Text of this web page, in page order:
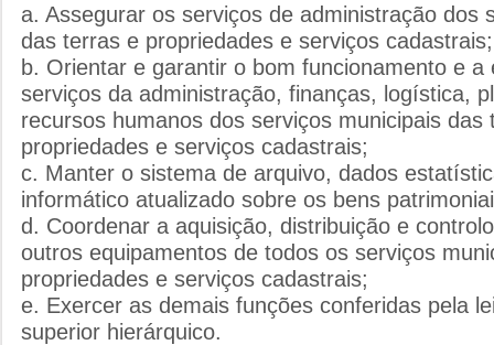
a. Assegurar os serviços de administração dos
das terras e propriedades e serviços cadastrais;
b. Orientar e garantir o bom funcionamento e a
serviços da administração, finanças, logística,
recursos humanos dos serviços municipais das
propriedades e serviços cadastrais;
c. Manter o sistema de arquivo, dados
informático atualizado sobre os bens
d. Coordenar a aquisição, distribuição e
outros equipamentos de todos os serviços
propriedades e serviços cadastrais;
e. Exercer as demais funções conferidas pela
superior hierárquico.